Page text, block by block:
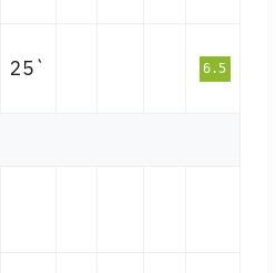
25` 6.5